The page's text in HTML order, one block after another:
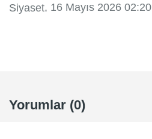
Siyaset, 16 Mayıs 2026 02:20
Yorumlar (0)